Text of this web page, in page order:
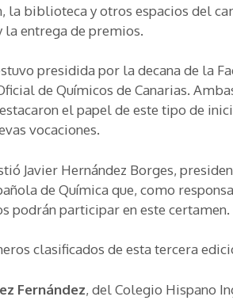
la biblioteca y otros espacios del
la entrega de premios.
presidida por la decana de la
de Químicos de Canarias.
el papel de este tipo de
vocaciones.
Javier Hernández Borges,
de Química que, como
podrán participar en este certamen.
clasificados de esta tercera
Fernández, del Colegio Hispano